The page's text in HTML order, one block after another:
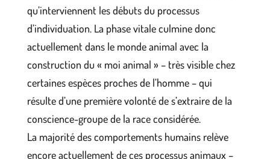
qu’interviennent les débuts du processus
d’individuation. La phase vitale culmine donc
actuellement dans le monde animal avec la
construction du « moi animal » – très visible chez
certaines espèces proches de l’homme – qui
résulte d’une première volonté de s’extraire de la
conscience-groupe de la race considérée.
La majorité des comportements humains relève
encore actuellement de ces processus animaux –